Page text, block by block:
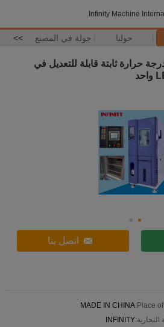
Infinity Machine
حولنا جولة في المصنع >>
حرارة ثابتة قابلة للتعديل في
اتصل بنا
Place of
MADE IN CHINA
التجارية:INFINITY